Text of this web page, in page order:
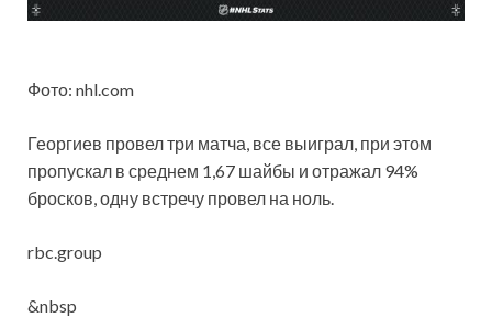
Фото: nhl.com
Георгиев провел три матча, все выиграл, при этом
пропускал в среднем 1,67 шайбы и отражал 94%
бросков, одну встречу провел на ноль.
rbc.group
&nbsp